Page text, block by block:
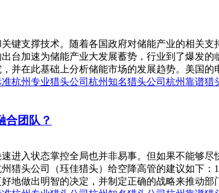
键支撑技术。随着各国政府对储能产业的相关
台加速为储能产业大发展蓄势，行业到了爆发
在此基础上分析储能市场的发展趋势。美国的
准杭州专业猎头公司 杭州知名猎头公司 杭州靠谱猎
合团队？
进入状态掌控全局也并非易事。但如果不能够
猎头公司（珏佳猎头）给空降高管的建议如下
做出明智的决定，并制定正确的战略来推动部